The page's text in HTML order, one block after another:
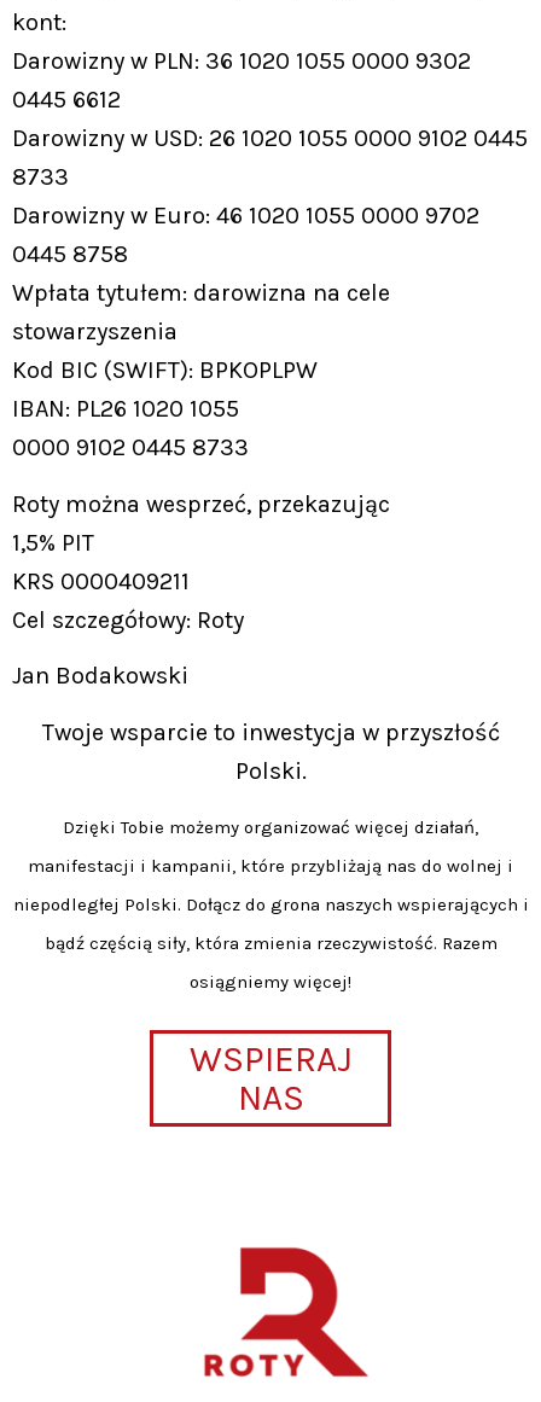
kont:
Darowizny w PLN: 36 1020 1055 0000 9302
0445 6612
Darowizny w USD: 26 1020 1055 0000 9102 0445
8733
Darowizny w Euro: 46 1020 1055 0000 9702
0445 8758
Wpłata tytułem: darowizna na cele
stowarzyszenia
Kod BIC (SWIFT): BPKOPLPW
IBAN: PL26 1020 1055
0000 9102 0445 8733
Roty można wesprzeć, przekazując
1,5% PIT
KRS 0000409211
Cel szczegółowy: Roty
Jan Bodakowski
Twoje wsparcie to inwestycja w przyszłość
Polski.
Dzięki Tobie możemy organizować więcej działań,
manifestacji i kampanii, które przybliżają nas do wolnej i
niepodległej Polski. Dołącz do grona naszych wspierających i
bądź częścią siły, która zmienia rzeczywistość. Razem
osiągniemy więcej!
WSPIERAJ
NAS